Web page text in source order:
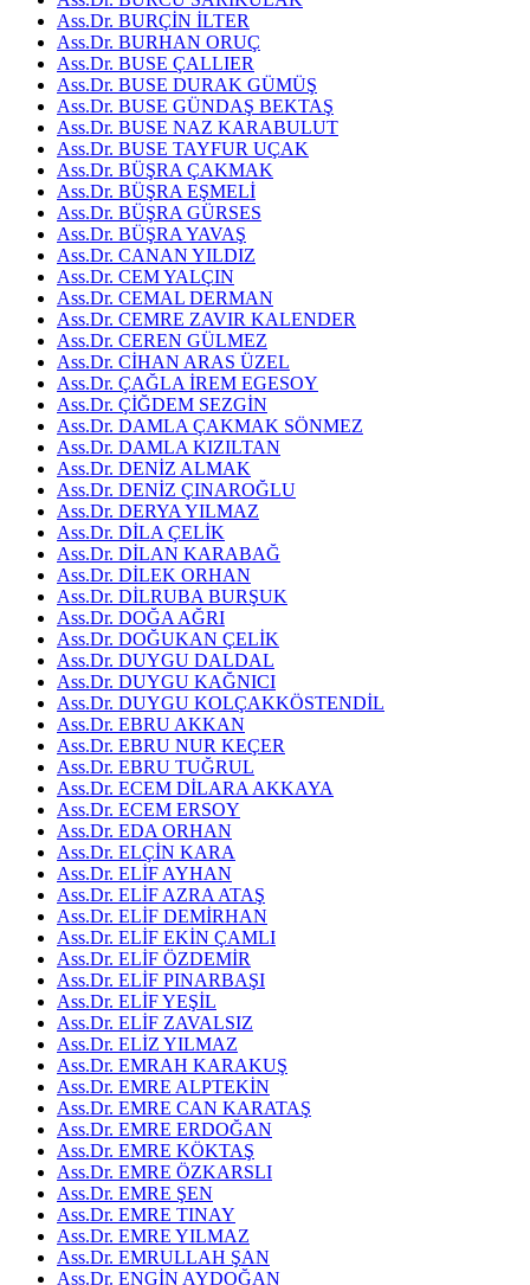
Ass.Dr. BURÇİN İLTER
Ass.Dr. BURHAN ORUÇ
Ass.Dr. BUSE ÇALLIER
Ass.Dr. BUSE DURAK GÜMÜŞ
Ass.Dr. BUSE GÜNDAŞ BEKTAŞ
Ass.Dr. BUSE NAZ KARABULUT
Ass.Dr. BUSE TAYFUR UÇAK
Ass.Dr. BÜŞRA ÇAKMAK
Ass.Dr. BÜŞRA EŞMELİ
Ass.Dr. BÜŞRA GÜRSES
Ass.Dr. BÜŞRA YAVAŞ
Ass.Dr. CANAN YILDIZ
Ass.Dr. CEM YALÇIN
Ass.Dr. CEMAL DERMAN
Ass.Dr. CEMRE ZAVIR KALENDER
Ass.Dr. CEREN GÜLMEZ
Ass.Dr. CİHAN ARAS ÜZEL
Ass.Dr. ÇAĞLA İREM EGESOY
Ass.Dr. ÇİĞDEM SEZGİN
Ass.Dr. DAMLA ÇAKMAK SÖNMEZ
Ass.Dr. DAMLA KIZILTAN
Ass.Dr. DENİZ ALMAK
Ass.Dr. DENİZ ÇINAROĞLU
Ass.Dr. DERYA YILMAZ
Ass.Dr. DİLA ÇELİK
Ass.Dr. DİLAN KARABAĞ
Ass.Dr. DİLEK ORHAN
Ass.Dr. DİLRUBA BURŞUK
Ass.Dr. DOĞA AĞRI
Ass.Dr. DOĞUKAN ÇELİK
Ass.Dr. DUYGU DALDAL
Ass.Dr. DUYGU KAĞNICI
Ass.Dr. DUYGU KOLÇAKKÖSTENDİL
Ass.Dr. EBRU AKKAN
Ass.Dr. EBRU NUR KEÇER
Ass.Dr. EBRU TUĞRUL
Ass.Dr. ECEM DİLARA AKKAYA
Ass.Dr. ECEM ERSOY
Ass.Dr. EDA ORHAN
Ass.Dr. ELÇİN KARA
Ass.Dr. ELİF AYHAN
Ass.Dr. ELİF AZRA ATAŞ
Ass.Dr. ELİF DEMİRHAN
Ass.Dr. ELİF EKİN ÇAMLI
Ass.Dr. ELİF ÖZDEMİR
Ass.Dr. ELİF PINARBAŞI
Ass.Dr. ELİF YEŞİL
Ass.Dr. ELİF ZAVALSIZ
Ass.Dr. ELİZ YILMAZ
Ass.Dr. EMRAH KARAKUŞ
Ass.Dr. EMRE ALPTEKİN
Ass.Dr. EMRE CAN KARATAŞ
Ass.Dr. EMRE ERDOĞAN
Ass.Dr. EMRE KÖKTAŞ
Ass.Dr. EMRE ÖZKARSLI
Ass.Dr. EMRE ŞEN
Ass.Dr. EMRE TINAY
Ass.Dr. EMRE YILMAZ
Ass.Dr. EMRULLAH ŞAN
Ass.Dr. ENGİN AYDOĞAN